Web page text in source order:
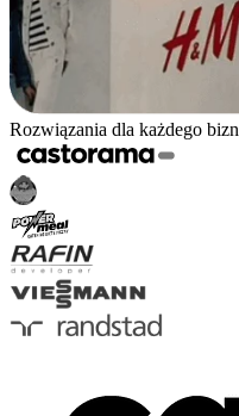
Rozwiązania dla każdego